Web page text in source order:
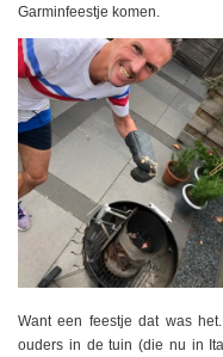
Garminfeestje komen.
Want een feestje dat was
ouders in de tuin (die nu in